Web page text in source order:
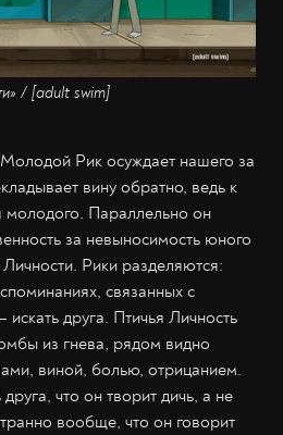
/ [adult swim]
Рик осуждает нашего за
вину обратно, ведь к
молодого. Параллельно он
за невыносимость юного
Рики разделяются:
связанных с
друга. Птичья Личность
из гнева, рядом видно
виной, болью, отрицанием.
что он творит дичь, а не
вообще, что он говорит